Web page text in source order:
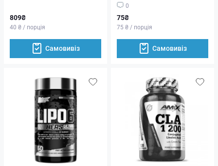
809₴
40 ₴ / порція
Самовивіз
0
75₴
75 ₴ / порція
Самовивіз